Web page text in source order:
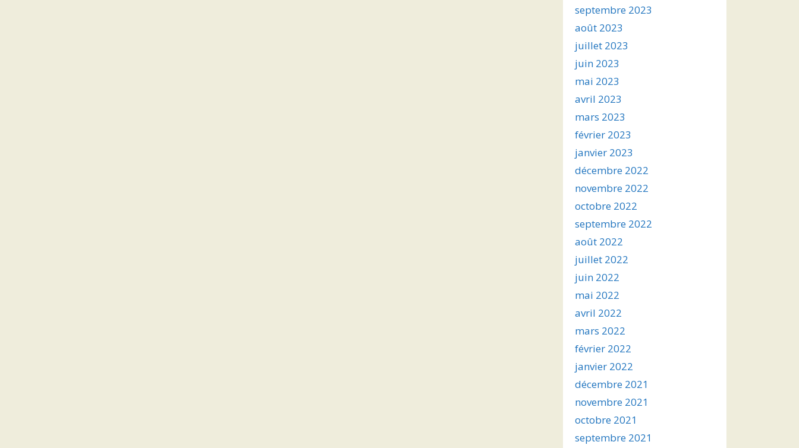
septembre 2023
août 2023
juillet 2023
juin 2023
mai 2023
avril 2023
mars 2023
février 2023
janvier 2023
décembre 2022
novembre 2022
octobre 2022
septembre 2022
août 2022
juillet 2022
juin 2022
mai 2022
avril 2022
mars 2022
février 2022
janvier 2022
décembre 2021
novembre 2021
octobre 2021
septembre 2021